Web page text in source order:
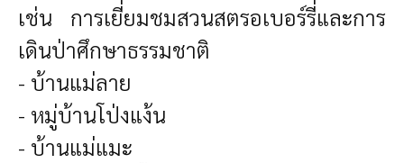
เช่น การเยี่ยมชมสวนสตรอเบอร์รี่และการ
เดินป่าศึกษาธรรมชาติ
- บ้านแม่ลาย
- หมู่บ้านโป่งแง้น
- บ้านแม่แมะ